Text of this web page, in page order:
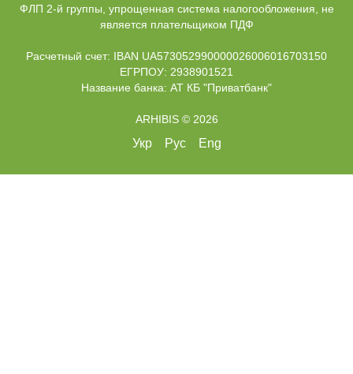
ФЛП 2-й группы, упрощенная система налогообложения, не
является плательщиком ПДФ
Расчетный счет: IBAN UA573052990000026006016703150
ЕГРПОУ: 2938901521
Название банка: АТ КБ "Приватбанк"
ARHIBIS © 2026
Укр Рус Eng